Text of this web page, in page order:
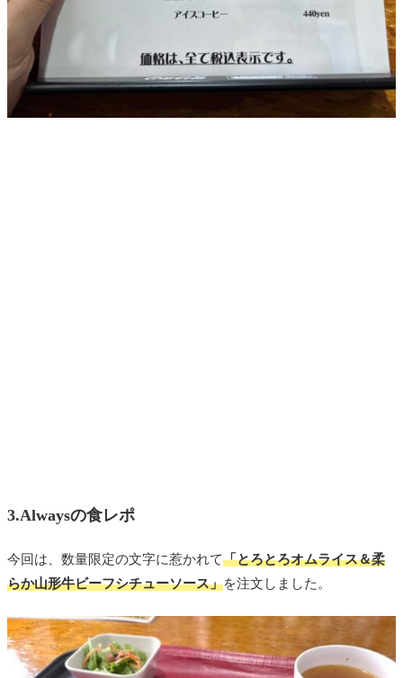
3.Alwaysの食レポ
今回は、数量限定の文字に惹かれて「とろとろオムライス＆柔
らか山形牛ビーフシチューソース」を注文しました。